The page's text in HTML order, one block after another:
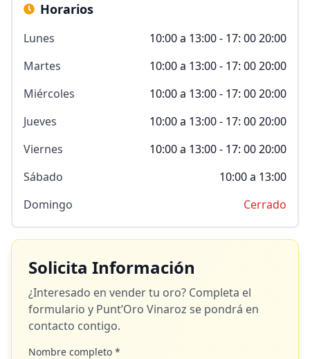
Horarios
Lunes
10:00 a 13:00 - 17: 00 20:00
Martes
10:00 a 13:00 - 17: 00 20:00
Miércoles
10:00 a 13:00 - 17: 00 20:00
Jueves
10:00 a 13:00 - 17: 00 20:00
Viernes
10:00 a 13:00 - 17: 00 20:00
Sábado
10:00 a 13:00
Domingo
Cerrado
Solicita Información
¿Interesado en vender tu oro? Completa el
formulario y Punt’Oro Vinaroz se pondrá en
contacto contigo.
Nombre completo *